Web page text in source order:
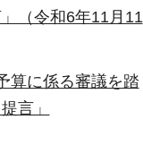
（令和6年11月11
算に係る審議を踏
言」